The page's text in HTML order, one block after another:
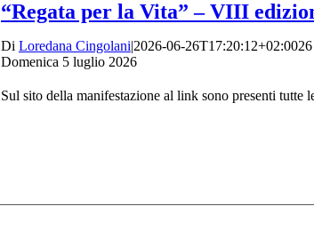
“Regata per la Vita” – VIII
Di Loredana Cingolani|2026-06-26T17:20:12+02:00
Domenica 5 luglio 2026
Sul sito della manifestazione al link sono presenti tutte